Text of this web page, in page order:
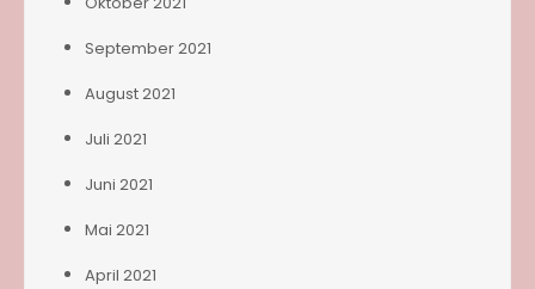
September 2021
August 2021
Juli 2021
Juni 2021
Mai 2021
April 2021